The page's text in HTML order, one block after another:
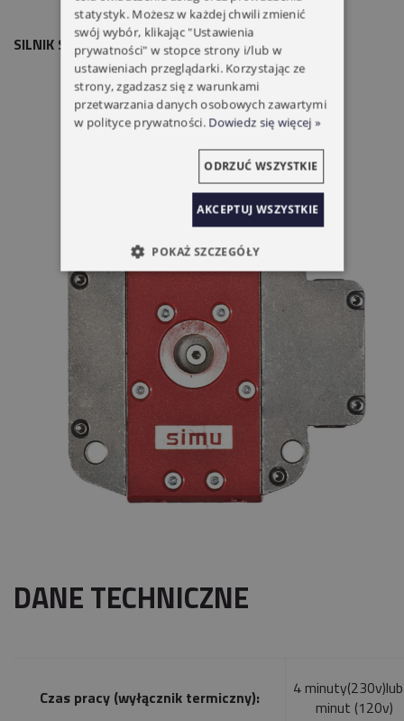
SILNIK SIMU DMI5 HZ.01 35/17
DANE TECHNICZNE
Czas pracy (wyłącznik termiczny):
4
minut (120v)
statystyk. Możesz w każdej chwili zmienić
swój wybór, klikając "Ustawienia
prywatności" w stopce strony i/lub w
ustawieniach przeglądarki. Korzystając ze
strony, zgadzasz się z warunkami
przetwarzania danych osobowych zawartymi
w polityce prywatności. Dowiedz się więcej »
AKCEPTUJ WSZYSTKIE
ODRZUĆ WSZYSTKIE
POKAŻ SZCZEGÓŁY